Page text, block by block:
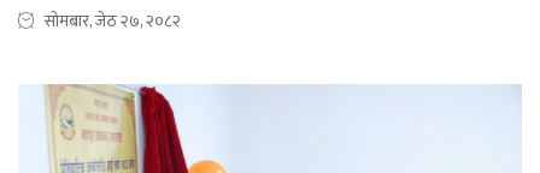
सोमबार, जेठ २७, २०८२